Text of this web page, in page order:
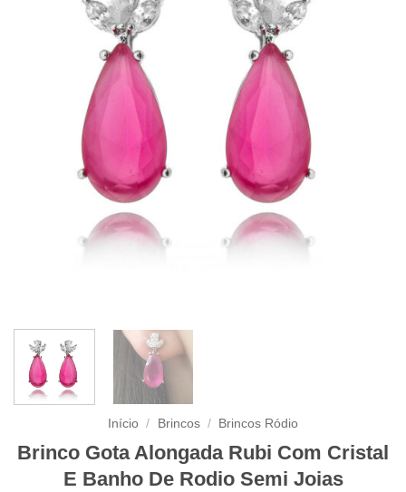
Início / Brincos / Brincos Ródio
Brinco Gota Alongada Rubi Com Cristal
E Banho De Rodio Semi Joias